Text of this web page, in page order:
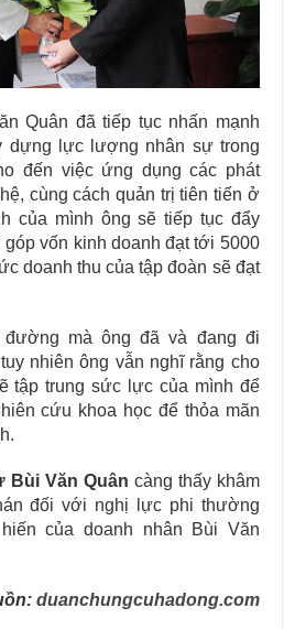
Quân đã tiếp tục nhấn mạnh
dựng lực lượng nhân sự trong
đến việc ứng dụng các phát
cùng cách quản trị tiên tiến ở
của mình ông sẽ tiếp tục đẩy
vốn kinh doanh đạt tới 5000
doanh thu của tập đoàn sẽ đạt
đường mà ông đã và đang đi
nhiên ông vẫn nghĩ rằng cho
tập trung sức lực của mình để
cứu khoa học để thỏa mãn
Bùi Văn Quân càng thấy khâm
đối với nghị lực phi thường
của doanh nhân Bùi Văn
duanchungcuhadong.com